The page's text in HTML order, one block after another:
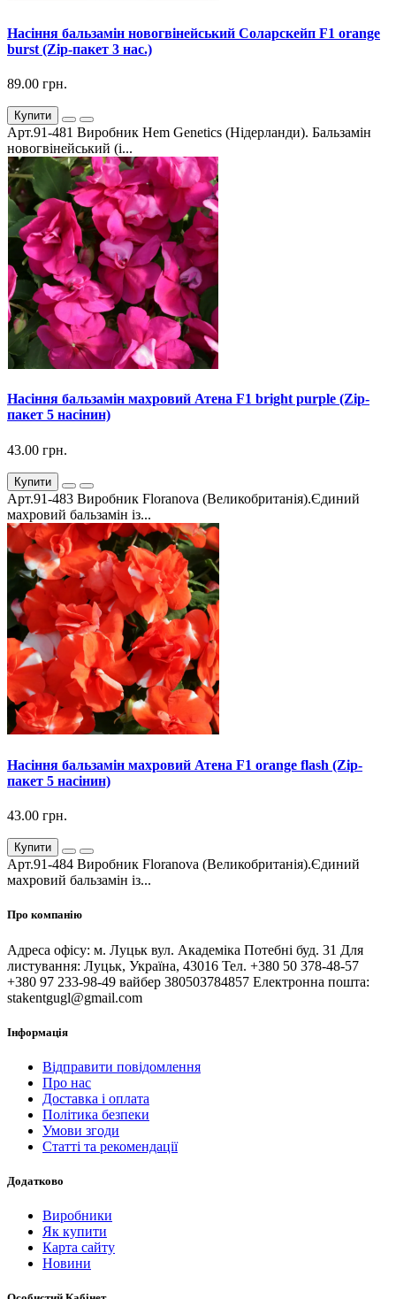
Насіння бальзамін новогвінейський Соларскейп F1 orange
burst (Zip-пакет 3 нас.)
89.00 грн.
Купити
Арт.91-481 Виробник Hem Genetics (Нідерланди). Бальзамін
новогвінейський (і...
Насіння бальзамін махровий Атена F1 bright purple (Zip-
пакет 5 насінин)
43.00 грн.
Купити
Арт.91-483 Виробник Floranova (Великобританія).Єдиний
махровий бальзамін із...
Насіння бальзамін махровий Атена F1 orange flash (Zip-
пакет 5 насінин)
43.00 грн.
Купити
Арт.91-484 Виробник Floranova (Великобританія).Єдиний
махровий бальзамін із...
Про компанію
Адреса офісу: м. Луцьк вул. Академіка Потебні буд. 31 Для
листування: Луцьк, Україна, 43016 Тел. +380 50 378-48-57
+380 97 233-98-49 вайбер 380503784857 Електронна пошта:
stakentgugl@gmail.com
Інформація
Відправити повідомлення
Про нас
Доставка і оплата
Політика безпеки
Умови згоди
Статті та рекомендації
Додатково
Виробники
Як купити
Карта сайту
Новини